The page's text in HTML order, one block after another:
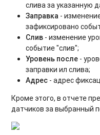
слива за указанную
Заправка -
зафиксировано
Слив - изменение
событие "слив";
Уровень после -
заправки ил слива;
Адрес - адрес
Кроме этого, в отчете
датчиков за выбранный